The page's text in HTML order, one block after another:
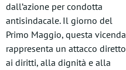
dall’azione per condotta
antisindacale. Il giorno del
Primo Maggio, questa vicenda
rappresenta un attacco diretto
ai diritti, alla dignità e alla